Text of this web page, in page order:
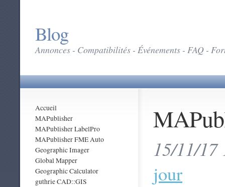
Blog
Annonces - Compatibilités - Événements - FAQ -
Accueil
MAPublisher
MAPublisher LabelPro
MAPublisher FME Auto
Geographic Imager
Global Mapper
Geographic Calculator
guthrie CAD::GIS
15/11/
jour